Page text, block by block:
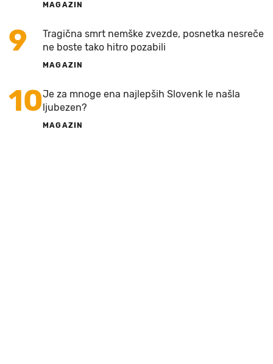
MAGAZIN
9
Tragična smrt nemške zvezde, posnetka nesreče
ne boste tako hitro pozabili
MAGAZIN
10Je za mnoge ena najlepših Slovenk le našla
ljubezen?
MAGAZIN